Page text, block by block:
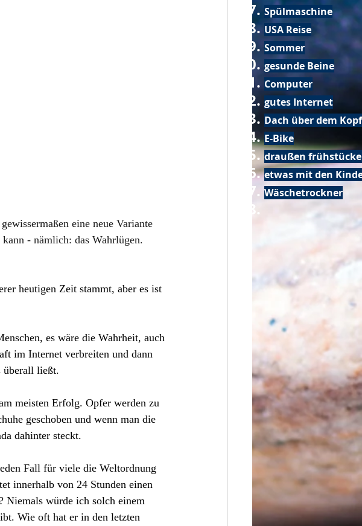
gewissermaßen eine neue Variante
- nämlich: das Wahrlügen.
heutigen Zeit stammt, aber es ist
es wäre die Wahrheit, auch
im Internet verbreiten und dann
überall ließt.
meisten Erfolg. Opfer werden zu
geschoben und wenn man die
dahinter steckt.
Fall für viele die Weltordnung
innerhalb von 24 Stunden einen
Niemals würde ich solch einem
Wie oft hat er in den letzten
Spülmaschine
USA Reise
Sommer
gesunde Beine
Computer
gutes Internet
Dach über dem Kopf
E-Bike
draußen
etwas mit den
Wäschetrockner